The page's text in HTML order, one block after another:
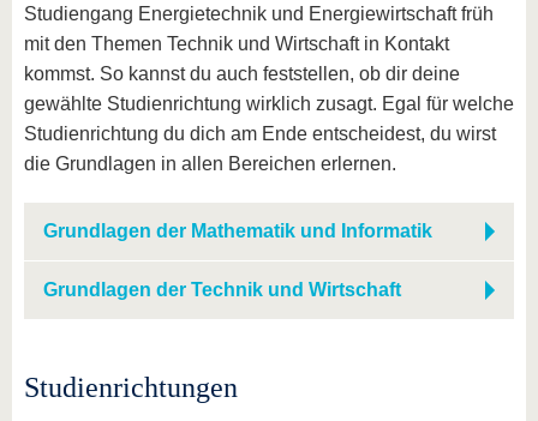
Studiengang Energietechnik und Energiewirtschaft früh
mit den Themen Technik und Wirtschaft in Kontakt
kommst. So kannst du auch feststellen, ob dir deine
gewählte Studienrichtung wirklich zusagt. Egal für welche
Studienrichtung du dich am Ende entscheidest, du wirst
die Grundlagen in allen Bereichen erlernen.
Grundlagen der Mathematik und Informatik
Grundlagen der Technik und Wirtschaft
Studienrichtungen